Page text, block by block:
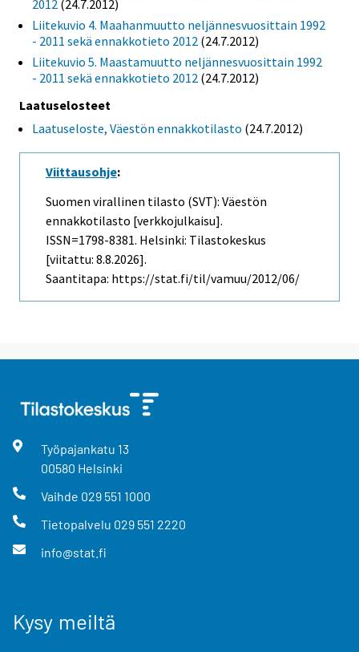
2012 (24.7.2012)
Liitekuvio 4. Maahanmuutto neljännesvuosittain 1992
- 2011 sekä ennakkotieto 2012 (24.7.2012)
Liitekuvio 5. Maastamuutto neljännesvuosittain 1992
- 2011 sekä ennakkotieto 2012 (24.7.2012)
Laatuselosteet
Laatuseloste, Väestön ennakkotilasto (24.7.2012)
Viittausohje:
Suomen virallinen tilasto (SVT): Väestön
ennakkotilasto [verkkojulkaisu].
ISSN=1798-8381. Helsinki: Tilastokeskus
[viitattu: 8.8.2026].
Saantitapa: https://stat.fi/til/vamuu/2012/06/
Työpajankatu 13
00580 Helsinki
Vaihde 029 551 1000
Tietopalvelu 029 551 2220
info@stat.fi
Kysy meiltä